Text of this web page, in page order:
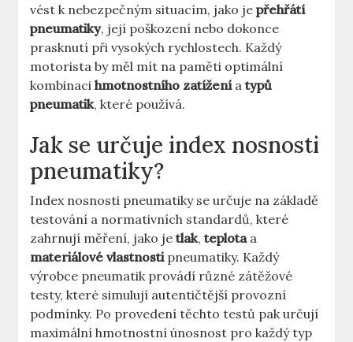
vést k nebezpečným situacím, jako jepřehřátí
pneumatiky, její poškození nebo dokonce
prasknutí při vysokých rychlostech. Každý
motorista by měl mít na paměti optimální
kombinacihmotnostního zatíženíatypů
pneumatik, které používá.
Jak se určuje index nosnosti
pneumatiky?
Index nosnosti pneumatiky se určuje na základě
testování a normativních standardů, které
zahrnují měření, jako jetlak,teplotaa
materiálové vlastnostipneumatiky. Každý
výrobce pneumatik provádí různé zátěžové
testy, které simulují autentičtější provozní
podmínky. Po provedení těchto testů pak určují
maximální hmotnostní únosnost pro každý typ